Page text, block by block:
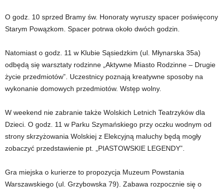
O godz. 10 sprzed Bramy św. Honoraty wyruszy spacer poświęcony
Starym Powązkom. Spacer potrwa około dwóch godzin.
Natomiast o godz. 11 w Klubie Sąsiedzkim (ul. Młynarska 35a)
odbędą się warsztaty rodzinne „Aktywne Miasto Rodzinne – Drugie
życie przedmiotów”. Uczestnicy poznają kreatywne sposoby na
wykonanie domowych przedmiotów. Wstęp wolny.
W weekend nie zabranie także Wolskich Letnich Teatrzyków dla
Dzieci. O godz. 11 w Parku Szymańskiego przy oczku wodnym od
strony skrzyżowania Wolskiej z Elekcyjną maluchy będą mogły
zobaczyć przedstawienie pt. „PIASTOWSKIE LEGENDY”.
Gra miejska o kurierze to propozycja Muzeum Powstania
Warszawskiego (ul. Grzybowska 79). Zabawa rozpocznie się o